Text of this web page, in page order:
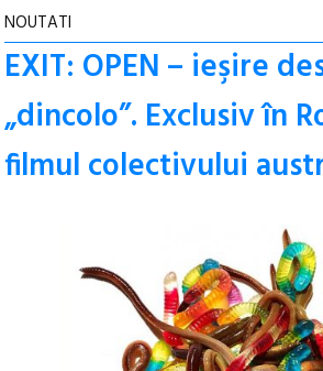
NOUTATI
EXIT: OPEN – ieşire
„dincolo”. Exclusiv în
filmul colectivului